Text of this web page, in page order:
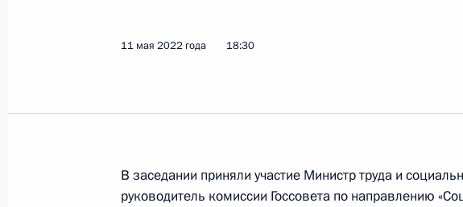
11 мая 2022 года 18:30
В заседании приняли участие Министр труда и
руководитель комиссии Госсовета по направлению